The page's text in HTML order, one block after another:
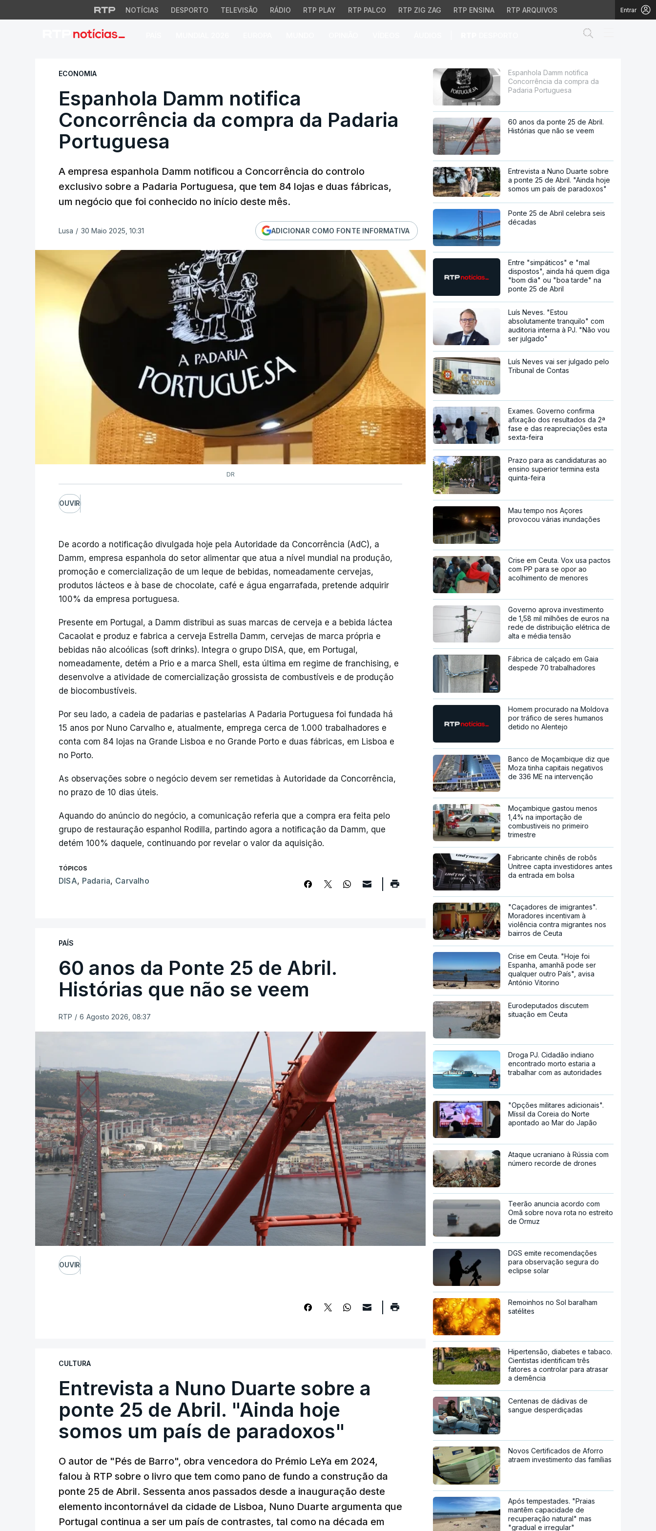
NOTÍCIAS DESPORTO TELEVISÃO RÁDIO RTP PLAY RTP PALCO RTP ZIG ZAG RTP ENSINA RTP ARQUIVOS Entrar
Espanhola Damm notifica Concorrência da compra da Padaria
ECONOMIA
Espanhola Damm notifica
Concorrência da compra da Padaria
Portuguesa
A empresa espanhola Damm notificou a Concorrência do controlo
exclusivo sobre a Padaria Portuguesa, que tem 84 lojas e duas fábricas,
um negócio que foi conhecido no início deste mês.
Lusa / 30 Maio 2025, 10:31 ADICIONAR COMO FONTE INFORMATIVA
DR
OUVIR
De acordo a notificação divulgada hoje pela Autoridade da Concorrência (AdC), a
Damm, empresa espanhola do setor alimentar que atua a nível mundial na produção,
promoção e comercialização de um leque de bebidas, nomeadamente cervejas,
produtos lácteos e à base de chocolate, café e água engarrafada, pretende adquirir
100% da empresa portuguesa.
Presente em Portugal, a Damm distribui as suas marcas de cerveja e a bebida láctea
Cacaolat e produz e fabrica a cerveja Estrella Damm, cervejas de marca própria e
bebidas não alcoólicas (soft drinks). Integra o grupo DISA, que, em Portugal,
nomeadamente, detém a Prio e a marca Shell, esta última em regime de franchising, e
desenvolve a atividade de comercialização grossista de combustíveis e de produção
de biocombustíveis.
Por seu lado, a cadeia de padarias e pastelarias A Padaria Portuguesa foi fundada há
15 anos por Nuno Carvalho e, atualmente, emprega cerca de 1.000 trabalhadores e
conta com 84 lojas na Grande Lisboa e no Grande Porto e duas fábricas, em Lisboa e
no Porto.
As observações sobre o negócio devem ser remetidas à Autoridade da Concorrência,
no prazo de 10 dias úteis.
Aquando do anúncio do negócio, a comunicação referia que a compra era feita pelo
grupo de restauração espanhol Rodilla, partindo agora a notificação da Damm, que
detém 100% daquele, continuando por revelar o valor da aquisição.
TÓPICOS
DISA, Padaria, Carvalho
PAÍS
60 anos da Ponte 25 de Abril.
Histórias que não se veem
RTP / 6 Agosto 2026, 08:37
OUVIR
CULTURA
Entrevista a Nuno Duarte sobre a
ponte 25 de Abril. "Ainda hoje
somos um país de paradoxos"
O autor de "Pés de Barro", obra vencedora do Prémio LeYa em 2024,
falou à RTP sobre o livro que tem como pano de fundo a construção da
ponte 25 de Abril. Sessenta anos passados desde a inauguração deste
elemento incontornável da cidade de Lisboa, Nuno Duarte argumenta que
Portugal continua a ser um país de contrastes, tal como na década em
Espanhola Damm notifica
Concorrência da compra da
Padaria Portuguesa
60 anos da ponte 25 de Abril.
Histórias que não se veem
Entrevista a Nuno Duarte sobre
a ponte 25 de Abril. "Ainda hoje
somos um país de paradoxos"
Ponte 25 de Abril celebra seis
décadas
Entre "simpáticos" e "mal
dispostos", ainda há quem diga
"bom dia" ou "boa tarde" na
ponte 25 de Abril
Luís Neves. "Estou
absolutamente tranquilo" com
auditoria interna à PJ. "Não vou
ser julgado"
Luís Neves vai ser julgado pelo
Tribunal de Contas
Exames. Governo confirma
afixação dos resultados da 2ª
fase e das reapreciações esta
sexta-feira
Prazo para as candidaturas ao
ensino superior termina esta
quinta-feira
Mau tempo nos Açores
provocou várias inundações
Crise em Ceuta. Vox usa pactos
com PP para se opor ao
acolhimento de menores
Governo aprova investimento
de 1,58 mil milhões de euros na
rede de distribuição elétrica de
alta e média tensão
Fábrica de calçado em Gaia
despede 70 trabalhadores
Homem procurado na Moldova
por tráfico de seres humanos
detido no Alentejo
Banco de Moçambique diz que
Moza tinha capitais negativos
de 336 ME na intervenção
Moçambique gastou menos
1,4% na importação de
combustiveis no primeiro
trimestre
Fabricante chinês de robôs
Unitree capta investidores antes
da entrada em bolsa
"Caçadores de imigrantes".
Moradores incentivam à
violência contra migrantes nos
bairros de Ceuta
Crise em Ceuta. "Hoje foi
Espanha, amanhã pode ser
qualquer outro País", avisa
António Vitorino
Eurodeputados discutem
situação em Ceuta
Droga PJ. Cidadão indiano
encontrado morto estaria a
trabalhar com as autoridades
"Opções militares adicionais".
Míssil da Coreia do Norte
apontado ao Mar do Japão
Ataque ucraniano à Rússia com
número recorde de drones
Teerão anuncia acordo com
Omã sobre nova rota no estreito
de Ormuz
DGS emite recomendações
para observação segura do
eclipse solar
Remoinhos no Sol baralham
satélites
Hipertensão, diabetes e tabaco.
Cientistas identificam três
fatores a controlar para atrasar
a demência
Centenas de dádivas de
sangue desperdiçadas
Novos Certificados de Aforro
atraem investimento das famílias
Após tempestades. "Praias
mantêm capacidade de
recuperação natural" mas
"gradual e irregular"